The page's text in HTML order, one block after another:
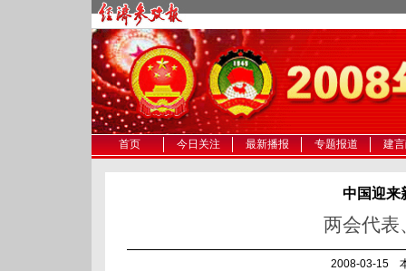
首页 今日关注 最新播报 专题报道 建
中国迎来
两会代表
2008-03-15